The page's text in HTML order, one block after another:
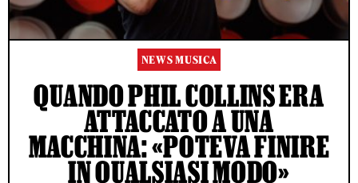
NEWS MUSICA
QUANDO PHIL COLLINS ERA
ATTACCATO A UNA
MACCHINA: «POTEVA FINIRE
IN QUALSIASI MODO»